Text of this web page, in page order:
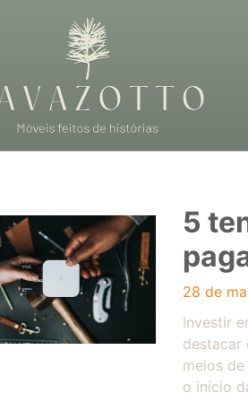
5
28 de
Investir
destacar
meios
o início